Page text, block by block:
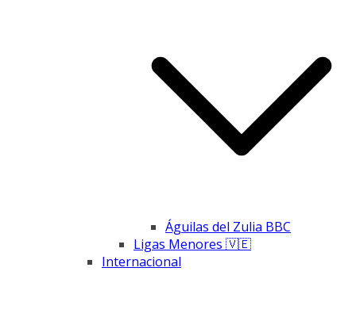
Águilas del Zulia BBC
Ligas Menores 🇻🇪
Internacional